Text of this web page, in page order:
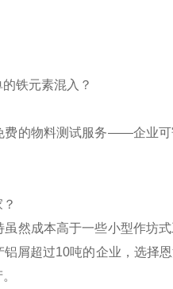
铁元素混入？
费的物料测试服务——企业
然成本高于一些小型作坊
屑超过10吨的企业，选择